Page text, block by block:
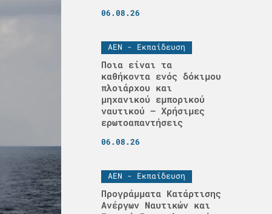
06.08.26
ΑΕΝ - Εκπαίδευση
Ποια είναι τα
καθήκοντα ενός δόκιμου
πλοιάρχου και
μηχανικού εμπορικού
ναυτικού – Χρήσιμες
ερωτοαπαντήσεις
06.08.26
ΑΕΝ - Εκπαίδευση
Προγράμματα Κατάρτισης
Ανέργων Ναυτικών και